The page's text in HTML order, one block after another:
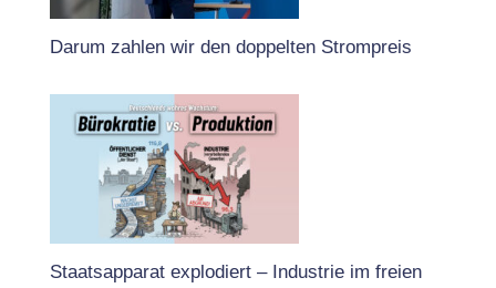
Darum zahlen wir den doppelten Strompreis
Staatsapparat explodiert – Industrie im freien